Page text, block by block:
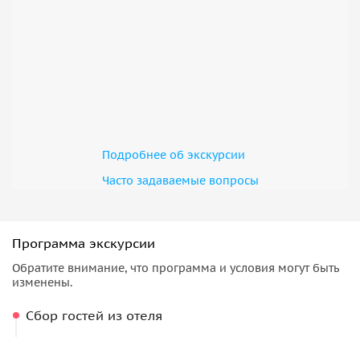
Подробнее об экскурсии
Часто задаваемые вопросы
Программа экскурсии
Обратите внимание, что программа и условия могут быть
изменены.
Сбор гостей из отеля